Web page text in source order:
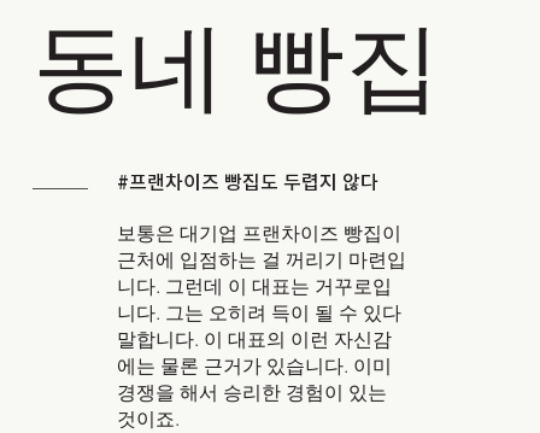
동네 빵집
#프랜차이즈 빵집도 두렵지 않다
보통은 대기업 프랜차이즈 빵집이
근처에 입점하는 걸 꺼리기 마련입
니다. 그런데 이 대표는 거꾸로입
니다. 그는 오히려 득이 될 수 있다
말합니다. 이 대표의 이런 자신감
에는 물론 근거가 있습니다. 이미
경쟁을 해서 승리한 경험이 있는
것이죠.